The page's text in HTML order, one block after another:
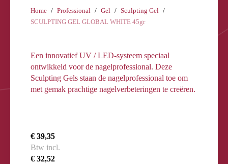
Home Professional Gel
Sculpting Gel
SCULPTING GEL GLOBAL WHITE 45gr
Een innovatief UV / LED-systeem speciaal
ontwikkeld voor de nagelprofessional. Deze
Sculpting Gels staan de nagelprofessional toe om
met gemak prachtige nagelverbeteringen te creëren.
€ 39,35
Btw incl.
€ 32,52